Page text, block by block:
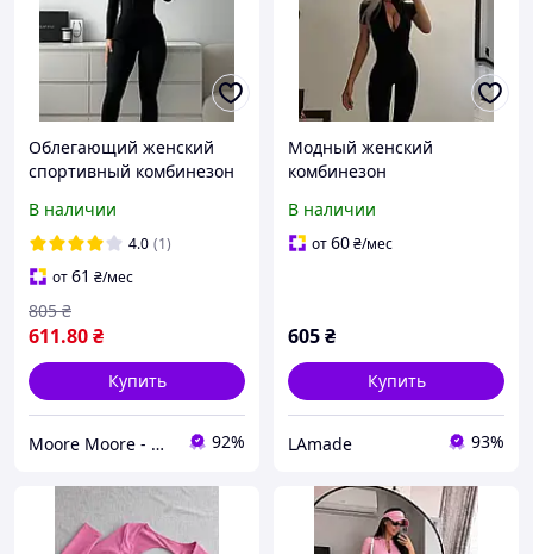
Облегающий женский
спортивный комбинезон
В наличии
4.0 (1)
от61 ₴/мес
611.80₴
805 ₴
Купить
Moore Moore - магазин одежды🛍️ 92%
Модный женский
комбинезон
короткий рукав черного
цвета микродайвинг
В наличии
от60₴/мес
605₴
Купить
LAmade 93%